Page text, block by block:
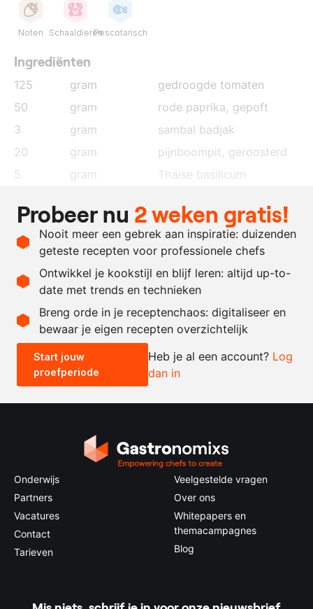
Noten SchaaldierenPescotarisch
Ingrediënten
125 gram
gedroogde tomaten
50
gram rode paprika, gepoft
3
gram
sambal badjak
20
gram pijnboompit , geroosterd
5
gram
Thaise basilicum
gram
citroensap
20
gram
olijfolie
Recept omrekenen
- +
0.5x 1x 2x
Probeer nu 2 weken gratis!
Nooit meer een gebrek aan inspiratie: duizenden
geteste recepten voor professionele chefs
Ontwikkel je kookstijl en blijf leren: altijd up-to-
date met trends en technieken
Breng orde in je receptenchaos: digitaliseer en
bewaar je eigen recepten overzichtelijk
Start jouw
proefperiode
Heb je al een account? Log
dan in
Onderwijs
Partners
Vacatures
Contact
Tarieven
Veelgestelde vragen
Over ons
Whitepapers en
themacampagnes
Blog